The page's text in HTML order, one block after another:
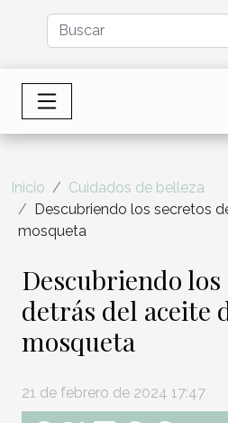
Inicio
Cuidados de belleza
Descubriendo los secretos
mosqueta
Descubriendo los
detrás del aceite
mosqueta
21 de febrero de 2024 17:47